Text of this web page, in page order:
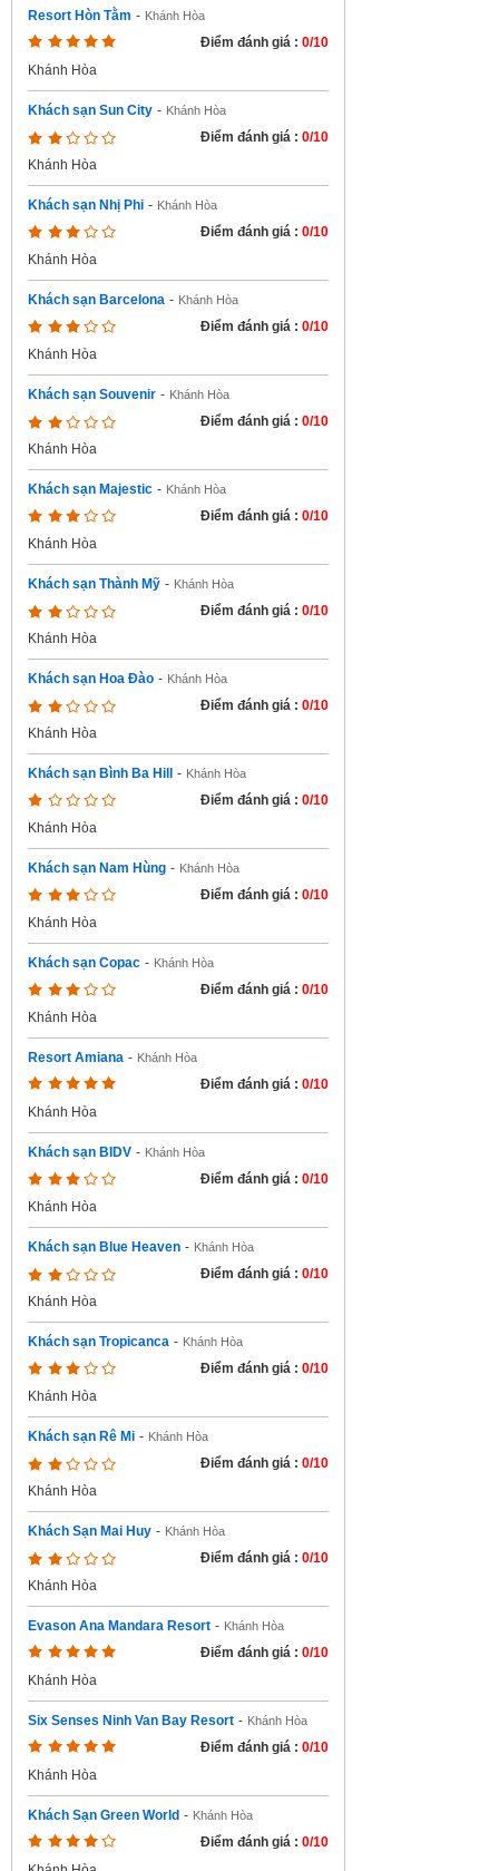
Resort Hòn Tằm - Khánh Hòa
Điểm đánh giá : 0/10
Khánh Hòa
Khách sạn Sun City - Khánh Hòa
Điểm đánh giá : 0/10
Khánh Hòa
Khách sạn Nhị Phi - Khánh Hòa
Điểm đánh giá : 0/10
Khánh Hòa
Khách sạn Barcelona - Khánh Hòa
Điểm đánh giá : 0/10
Khánh Hòa
Khách sạn Souvenir - Khánh Hòa
Điểm đánh giá : 0/10
Khánh Hòa
Khách sạn Majestic - Khánh Hòa
Điểm đánh giá : 0/10
Khánh Hòa
Khách sạn Thành Mỹ - Khánh Hòa
Điểm đánh giá : 0/10
Khánh Hòa
Khách sạn Hoa Đào - Khánh Hòa
Điểm đánh giá : 0/10
Khánh Hòa
Khách sạn Bình Ba Hill - Khánh Hòa
Điểm đánh giá : 0/10
Khánh Hòa
Khách sạn Nam Hùng - Khánh Hòa
Điểm đánh giá : 0/10
Khánh Hòa
Khách sạn Copac - Khánh Hòa
Điểm đánh giá : 0/10
Khánh Hòa
Resort Amiana - Khánh Hòa
Điểm đánh giá : 0/10
Khánh Hòa
Khách sạn BIDV - Khánh Hòa
Điểm đánh giá : 0/10
Khánh Hòa
Khách sạn Blue Heaven - Khánh Hòa
Điểm đánh giá : 0/10
Khánh Hòa
Khách sạn Tropicanca - Khánh Hòa
Điểm đánh giá : 0/10
Khánh Hòa
Khách sạn Rê Mi - Khánh Hòa
Điểm đánh giá : 0/10
Khánh Hòa
Khách Sạn Mai Huy - Khánh Hòa
Điểm đánh giá : 0/10
Khánh Hòa
Evason Ana Mandara Resort - Khánh Hòa
Điểm đánh giá : 0/10
Khánh Hòa
Six Senses Ninh Van Bay Resort - Khánh Hòa
Điểm đánh giá : 0/10
Khánh Hòa
Khách Sạn Green World - Khánh Hòa
Điểm đánh giá : 0/10